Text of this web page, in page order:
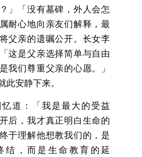
」「没有墓碑，外人会怎
耐心地向亲友们解释，最
父亲的遗嘱公开。长女李
这是父亲选择简单与自由
我们尊重父亲的心愿。」
此安静下来。
道：「我是最大的受益
后，我才真正明白生命的
于理解他想教我们的，是
结，而是生命教育的延